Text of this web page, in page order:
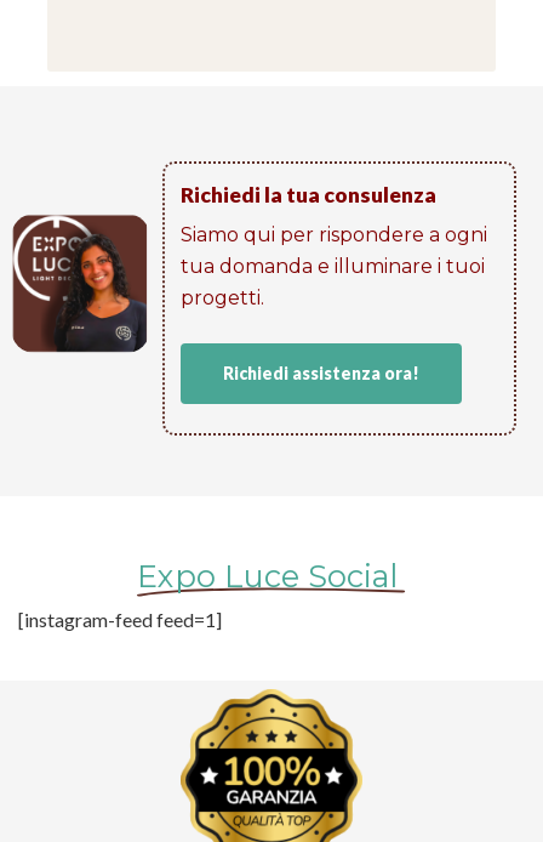
Richiedi la tua consulenza
Siamo qui per rispondere a ogni
tua domanda e illuminare i tuoi
progetti​.
Richiedi assistenza ora!
Expo Luce Social
[instagram-feed feed=1]